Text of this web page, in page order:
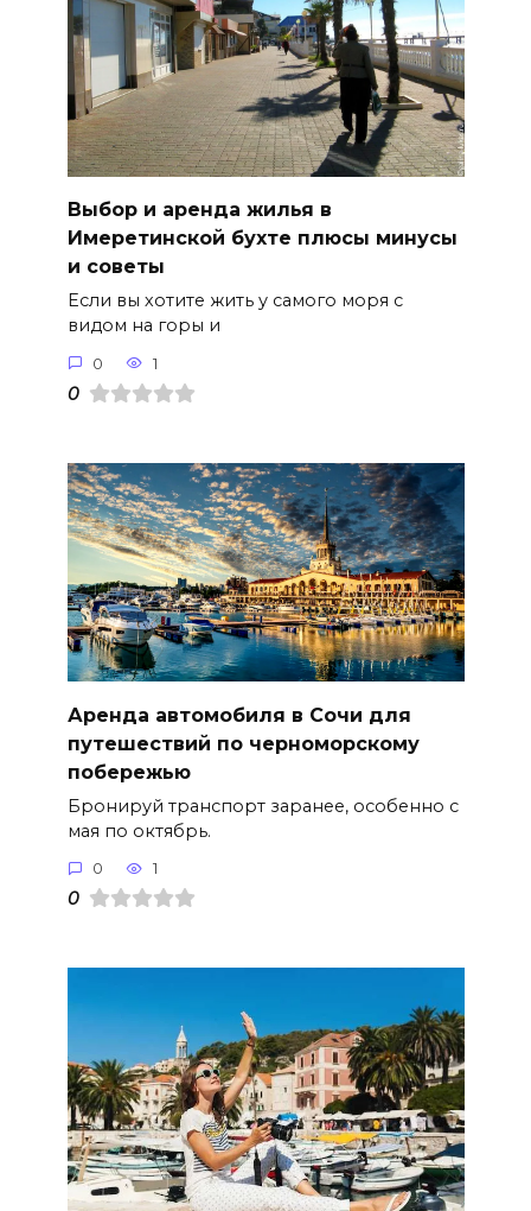
Выбор и аренда жилья в
Имеретинской бухте плюсы минусы
и советы
Если вы хотите жить у самого моря с
видом на горы и
0 1
0
Аренда автомобиля в Сочи для
путешествий по черноморскому
побережью
Бронируй транспорт заранее, особенно с
мая по октябрь.
0 1
0